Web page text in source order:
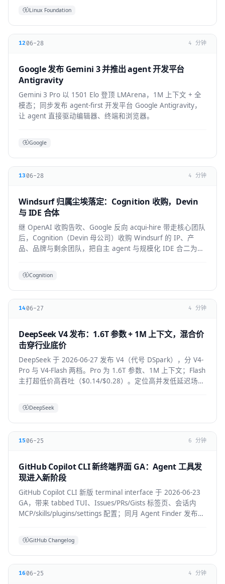
Linux Foundation
12 06-28 4 分钟
Google 发布 Gemini 3 并推出 agent 开发平台
Antigravity
Gemini 3 Pro 以 1501 Elo 登顶 LMArena，1M 上下文 + 全
模态；同步发布 agent-first 开发平台 Google Antigravity，
让 agent 直接驱动编辑器、终端和浏览器。
Google
13 06-28 4 分钟
Windsurf 归属尘埃落定：Cognition 收购，Devin
与 IDE 合体
继 OpenAI 收购告吹、Google 反向 acqui-hire 带走核心团队
后，Cognition（Devin 母公司）收购 Windsurf 的 IP、产
品、品牌与剩余团队，把自主 agent 与规模化 IDE 合二为
Cognition
1406-27 4 分钟
DeepSeek V4 发布：1.6T 参数 + 1M 上下文，混合价
击穿行业底价
DeepSeek 于 2026-06-27 发布 V4（代号 DSpark），分 V4-
Pro 与 V4-Flash 两档。Pro 为 1.6T 参数、1M 上下文；Flash
主打超低价高吞吐（$0.14/$0.28）。定位高并发低延迟场
DeepSeek
15 06-25 6 分钟
GitHub Copilot CLI 新终端界面 GA：Agent 工具发
现进入新阶段
GitHub Copilot CLI 新版 terminal interface 于 2026-06-23
GA，带来 tabbed TUI、Issues/PRs/Gists 标签页、会话内
MCP/skills/plugins/settings 配置；同月 Agent Finder 发布，
GitHub Changelog
1606-25 4 分钟